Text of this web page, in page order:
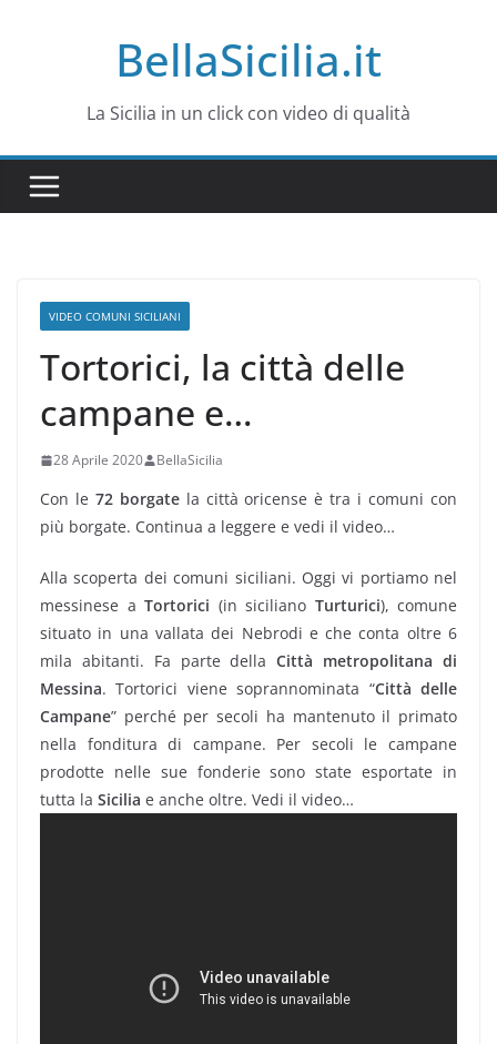
BellaSicilia.it
La Sicilia in un click con video di qualità
VIDEO COMUNI SICILIANI
Tortorici, la città delle
campane e…
28 Aprile 2020 BellaSicilia
Con le 72 borgatela città oricense è tra i comuni con
più borgate. Continua a leggere e vedi il video…
Alla scoperta dei comuni siciliani. Oggi vi portiamo nel
messinese a Tortorici (in siciliano Turturici), comune
situato in una vallata dei Nebrodi e che conta oltre 6
mila abitanti. Fa parte dellaCittà metropolitana di
Messina. Tortorici viene soprannominata “Città delle
Campane” perché per secoli ha mantenuto il primato
nella fonditura di campane. Per secoli le campane
prodotte nelle sue fonderie sono state esportate in
tutta la Sicilia e anche oltre. Vedi il video…